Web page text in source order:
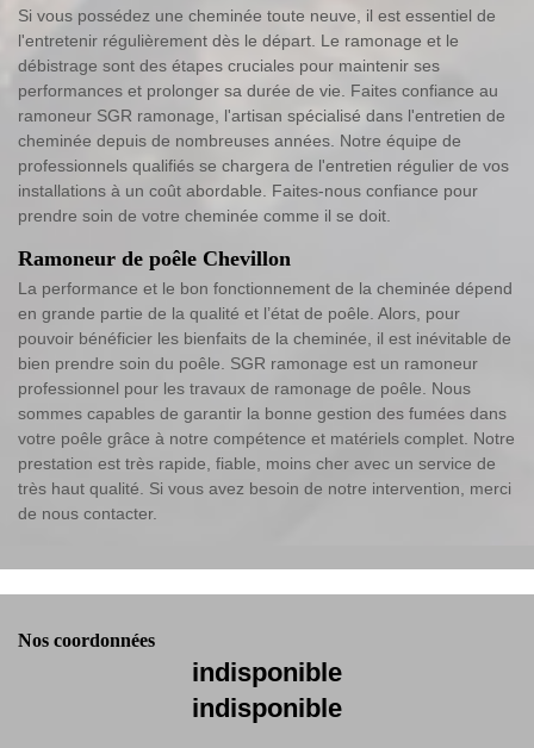
Si vous possédez une cheminée toute neuve, il est essentiel de
l'entretenir régulièrement dès le départ. Le ramonage et le
débistrage sont des étapes cruciales pour maintenir ses
performances et prolonger sa durée de vie. Faites confiance au
ramoneur SGR ramonage, l'artisan spécialisé dans l'entretien de
cheminée depuis de nombreuses années. Notre équipe de
professionnels qualifiés se chargera de l'entretien régulier de vos
installations à un coût abordable. Faites-nous confiance pour
prendre soin de votre cheminée comme il se doit.
Ramoneur de poêle Chevillon
La performance et le bon fonctionnement de la cheminée dépend
en grande partie de la qualité et l’état de poêle. Alors, pour
pouvoir bénéficier les bienfaits de la cheminée, il est inévitable de
bien prendre soin du poêle. SGR ramonage est un ramoneur
professionnel pour les travaux de ramonage de poêle. Nous
sommes capables de garantir la bonne gestion des fumées dans
votre poêle grâce à notre compétence et matériels complet. Notre
prestation est très rapide, fiable, moins cher avec un service de
très haut qualité. Si vous avez besoin de notre intervention, merci
de nous contacter.
Nos coordonnées
indisponible
indisponible